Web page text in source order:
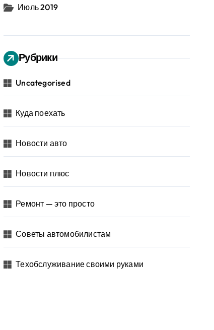
Июль 2019
Рубрики
Uncategorised
Куда поехать
Новости авто
Новости плюс
Ремонт — это просто
Советы автомобилистам
Техобслуживание своими руками